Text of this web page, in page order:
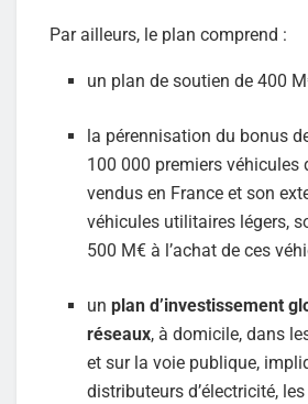
Par ailleurs, le plan comprend :
un plan de soutien de 400
la pérennisation du bonus
100 000 premiers véhicules
vendus en France et son
véhicules utilitaires légers,
500 M€ à l’achat de ces
unplan d’investissement
réseaux, à domicile, dans
et sur la voie publique,
distributeurs d’électricité,